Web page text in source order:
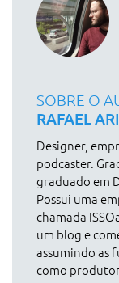
SOBRE O
RAFAEL
Designer,
podcaster.
graduado em
Possui uma
chamada
um blog e
assumindo as
como